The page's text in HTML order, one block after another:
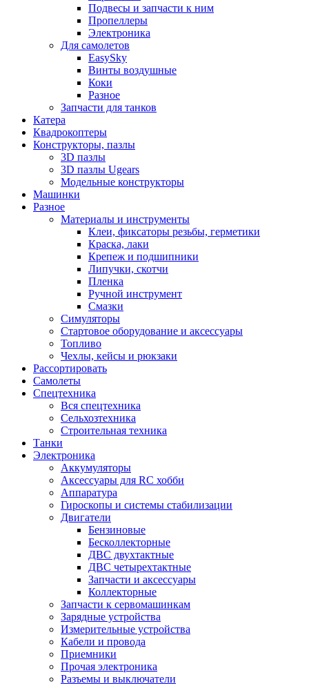
Подвесы и запчасти к ним
Пропеллеры
Электроника
Для самолетов
EasySky
Винты воздушные
Коки
Разное
Запчасти для танков
Катера
Квадрокоптеры
Конструкторы, пазлы
3D пазлы
3D пазлы Ugears
Модельные конструкторы
Машинки
Разное
Материалы и инструменты
Клеи, фиксаторы резьбы, герметики
Краска, лаки
Крепеж и подшипники
Липучки, скотчи
Пленка
Ручной инструмент
Смазки
Симуляторы
Стартовое оборудование и аксессуары
Топливо
Чехлы, кейсы и рюкзаки
Рассортировать
Самолеты
Спецтехника
Вся спецтехника
Сельхозтехника
Строительная техника
Танки
Электроника
Аккумуляторы
Аксессуары для RC хобби
Аппаратура
Гироскопы и системы стабилизации
Двигатели
Бензиновые
Бесколлекторные
ДВС двухтактные
ДВС четырехтактные
Запчасти и аксессуары
Коллекторные
Запчасти к сервомашинкам
Зарядные устройства
Измерительные устройства
Кабели и провода
Приемники
Прочая электроника
Разъемы и выключатели